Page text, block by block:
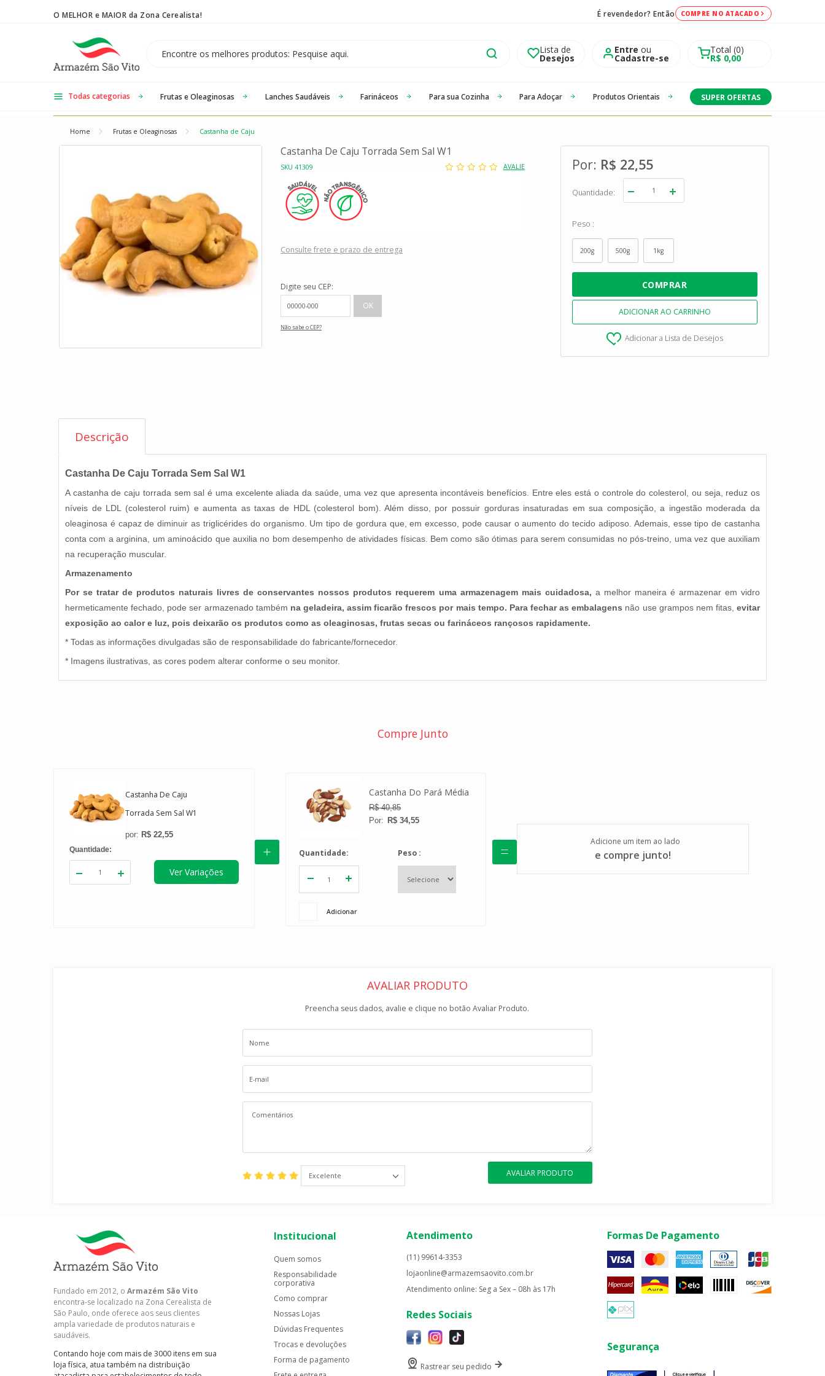
O MELHOR e MAIOR da Zona Cerealista!
É revendedor? Então COMPRE NO ATACADO
Lista de
Desejos
Entre ou
Cadastre-se
Total 0
R$ 0,00
Todas categorias Frutas e Oleaginosas Lanches Saudáveis Farináceos Para sua Cozinha Para Adoçar Produtos Orientais SUPER OFERTAS
Home Frutas e Oleaginosas Castanha de Caju
Castanha De Caju Torrada Sem Sal W1
SKU 41309 AVALIE
Consulte frete e prazo de entrega
Digite seu CEP:
Não sabe o CEP?
R$ 22,55
Quantidade
Peso
200g 500g 1kg
Adicionar a Lista de Desejos
Descrição
Castanha De Caju Torrada Sem Sal W1
A castanha de caju torrada sem sal é uma excelente aliada da saúde, uma vez que apresenta incontáveis benefícios. Entre eles está o controle do colesterol, ou seja, reduz os
níveis de LDL (colesterol ruim) e aumenta as taxas de HDL (colesterol bom). Além disso, por possuir gorduras insaturadas em sua composição, a ingestão moderada da
oleaginosa é capaz de diminuir as triglicérides do organismo. Um tipo de gordura que, em excesso, pode causar o aumento do tecido adiposo. Ademais, esse tipo de castanha
conta com a arginina, um aminoácido que auxilia no bom desempenho de atividades físicas. Bem como são ótimas para serem consumidas no pós-treino, uma vez que auxiliam
na recuperação muscular.
Armazenamento
Por se tratar de produtos naturais livres de conservantes nossos produtos requerem uma armazenagem mais cuidadosa, a melhor maneira é armazenar em vidro
hermeticamente fechado, pode ser armazenado também na geladeira, assim ficarão frescos por mais tempo. Para fechar as embalagens não use grampos nem fitas, evitar
exposição ao calor e luz, pois deixarão os produtos como as oleaginosas, frutas secas ou farináceos rançosos rapidamente.
* Todas as informações divulgadas são de responsabilidade do fabricante/fornecedor.
* Imagens ilustrativas, as cores podem alterar conforme o seu monitor.
Compre Junto
Castanha De Caju
Torrada Sem Sal W1
R$ 22,55
Quantidade
Ver Variações
Large
R$ 47,65
Castanha Do Pará Média
R$ 40,85
R$ 34,55
Peso
Quantidade
Adicionar
Peso
Quantidade
R$ 8,49
Quantidade
Adicione um item ao lado
e compre junto!
AVALIAR PRODUTO
Preencha seus dados, avalie e clique no botão Avaliar Produto.
Excelente AVALIAR PRODUTO
Fundado em 2012, o Armazém São Vito
encontra-se localizado na Zona Cerealista de
São Paulo, onde oferece aos seus clientes
ampla variedade de produtos naturais e
saudáveis.
Contando hoje com mais de 3000 itens em sua
loja física, atua também na distribuição
Institucional
Quem somos
Responsabilidade
corporativa
Como comprar
Nossas Lojas
Dúvidas Frequentes
Trocas e devoluções
Forma de pagamento
Atendimento
(11) 99614-3353
lojaonline@armazemsaovito.com.br
Atendimento online: Seg a Sex – 08h às 17h
Redes Sociais
Rastrear seu pedido
Formas De Pagamento
Segurança